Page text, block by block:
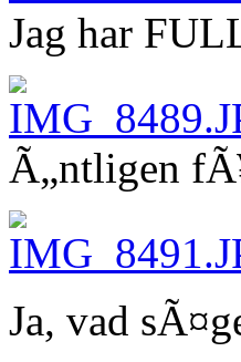
Jag har
Ã„ntligen
Ja, vad